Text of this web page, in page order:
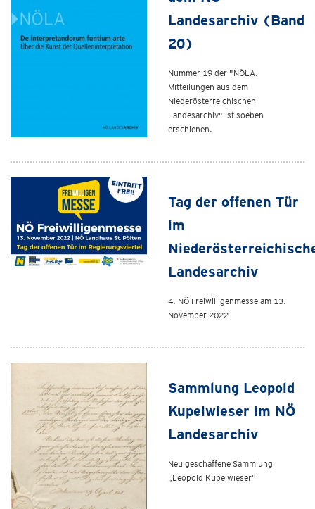
Landesarchiv (Band
20)
Nummer 19 der "NÖLA.
Mitteilungen aus dem
Niederösterreichischen
Landesarchiv" ist soeben
erschienen.
Tag der offenen Tür
im
Landesarchiv
4. NÖ Freiwilligenmesse am 13.
November 2022
Sammlung Leopold
Kupelwieser im NÖ
Landesarchiv
Neu geschaffene Sammlung
„Leopold Kupelwieser“